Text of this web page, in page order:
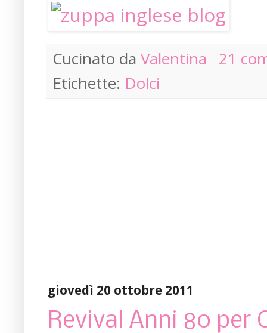
Cucinato da Valentina
21
Etichette: Dolci
giovedì 20 ottobre 2011
Revival Anni 80 per